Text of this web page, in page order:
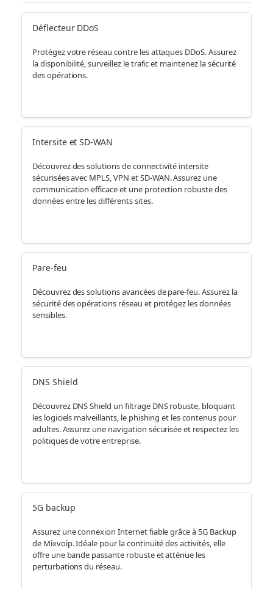
Déflecteur DDoS
Protégez votre réseau contre les attaques DDoS. Assurez
la disponibilité, surveillez le trafic et maintenez la sécurité
des opérations.
Intersite et SD-WAN
Découvrez des solutions de connectivité intersite
sécurisées avec MPLS, VPN et SD-WAN. Assurez une
communication efficace et une protection robuste des
données entre les différents sites.
Pare-feu
Découvrez des solutions avancées de pare-feu. Assurez la
sécurité des opérations réseau et protégez les données
sensibles.
DNS Shield
Découvrez DNS Shield un filtrage DNS robuste, bloquant
les logiciels malveillants, le phishing et les contenus pour
adultes. Assurez une navigation sécurisée et respectez les
politiques de votre entreprise.
5G backup
Assurez une connexion Internet fiable grâce à 5G Backup
de Mixvoip. Idéale pour la continuité des activités, elle
offre une bande passante robuste et atténue les
perturbations du réseau.